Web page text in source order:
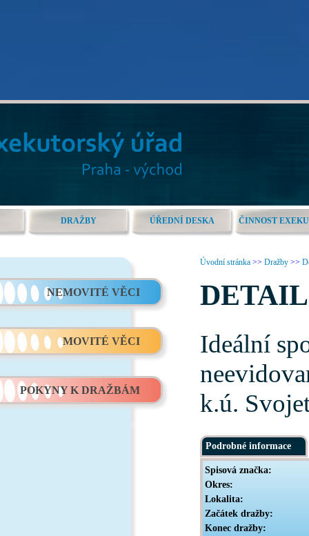
DRAŽBY ÚŘEDNÍ DESKA ČINNOST
NEMOVITÉ VĚCI
MOVITÉ VĚCI
POKYNY K DRAŽBÁM
Úvodní stránka >> Dražby >>
Ideální
k.ú.
Podrobné informace
Spisová značka:
Okres:
Lokalita:
Začátek dražby:
Konec dražby: